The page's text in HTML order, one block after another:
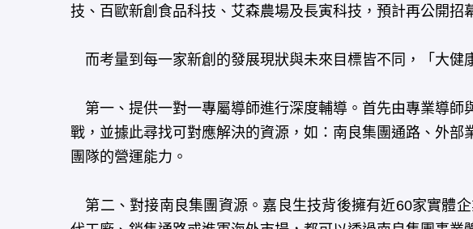
技、百歐新創食品科技、艾森農場及長寅科技，預計再公開招
而考量到每一家新創的發展現狀與未來目標皆不同，「大健
第一、提供一對一專屬導師進行深度輔導。首先由專業導師
戰，並據此尋找可對應解決的資源，如：南良集團通路、外
團隊的營運能力。
第二、對接南良集團資源。嘉良生技背後擁有近60家實體